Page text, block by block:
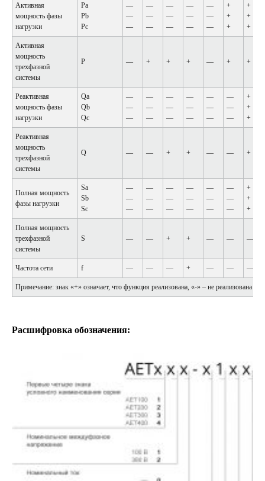
Активная
мощность фазы
нагрузки
Pa
Pb
Pc
—
—
—
—
—
—
—
—
—
—
—
—
—
—
—
+
+
+
+
+
+
Активная
мощность
трехфазной
системы
P — + + + — + +
Реактивная
мощность фазы
нагрузки
Qa
Qb
Qc
—
—
—
—
—
—
—
—
—
—
—
—
—
—
—
—
—
—
+
+
+
Реактивная
мощность
трехфазной
системы
Q — — + + — — +
Полная мощность
фазы нагрузки
Sa
Sb
Sc
—
—
—
—
—
—
—
—
—
—
—
—
—
—
—
—
—
—
+
+
+
Полная мощность
трехфазной
системы
S — — + + — — —
Частота сети f — — — + — — —
Примечание: знак «+» означает, что функция реализована, «-» – не реализована
Расшифровка обозначения: